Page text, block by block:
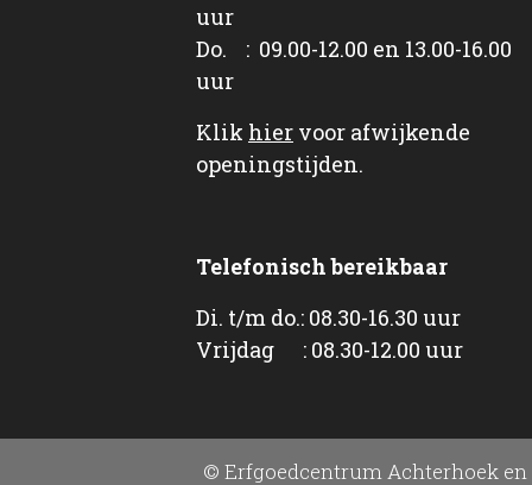
uur
Do. : 09.00-12.00 en 13.00-16.00
uur
Klik hier voor afwijkende
openingstijden.
Telefonisch bereikbaar
Di. t/m do.: 08.30-16.30 uur
Vrijdag : 08.30-12.00 uur
© Erfgoedcentrum Achterhoek en